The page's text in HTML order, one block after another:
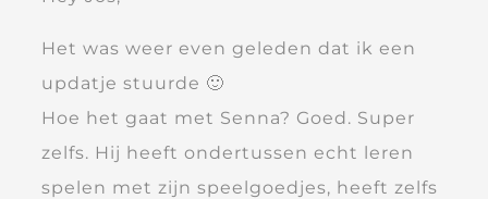
Het was weer even geleden dat ik een
updatje stuurde 🙂
Hoe het gaat met Senna? Goed. Super
zelfs. Hij heeft ondertussen echt leren
spelen met zijn speelgoedjes, heeft zelfs